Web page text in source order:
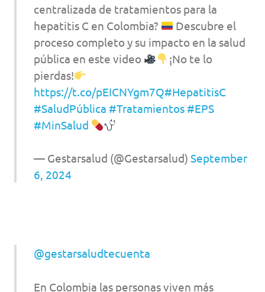
centralizada de tratamientos para la
hepatitis C en Colombia?
Descubre el
proceso completo y su impacto en la salud
pública en este video
¡No te lo
pierdas!
https://t.co/pEICNYgm7Q#HepatitisC
#SaludPública #Tratamientos #EPS
#MinSalud
— Gestarsalud (@Gestarsalud) September
6, 2024
@gestarsaludtecuenta
En Colombia las personas viven más